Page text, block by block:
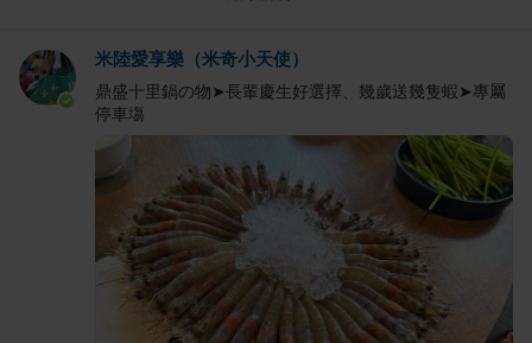
米陸愛享樂（米奇小天使）
鼎盛十里鍋の物➤長輩慶生好選擇、幾歲送幾隻蝦➤專屬
停車塲